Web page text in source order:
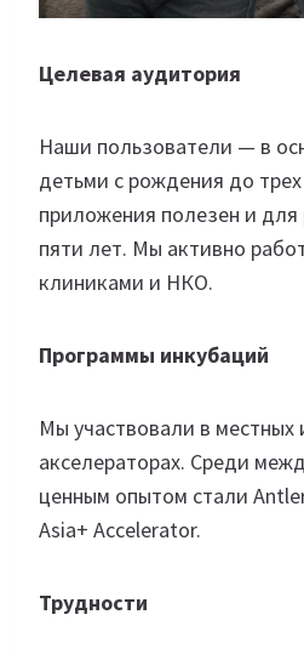
Целевая аудитория
Наши пользователи — в
детьми с рождения до
приложения полезен и
пяти лет. Мы активно
клиниками и НКО.
Программы инкубаций
Мы участвовали в
акселераторах. Среди
ценным опытом стали
Asia+ Accelerator.
Трудности